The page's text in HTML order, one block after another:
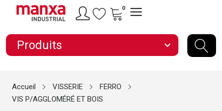
0
Produits expand_more
Accueil VISSERIE
FERRO
VIS P/AGGLOMÉRÉ ET BOIS